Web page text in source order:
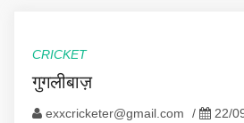
CRICKET
गुगलीबाज़
exxcricketer@gmail.com / 22/